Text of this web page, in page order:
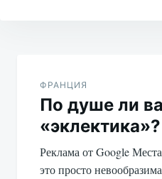
записям
ФРАНЦИЯ
По душе ли
«эклектика»?
Реклама от Google
это просто